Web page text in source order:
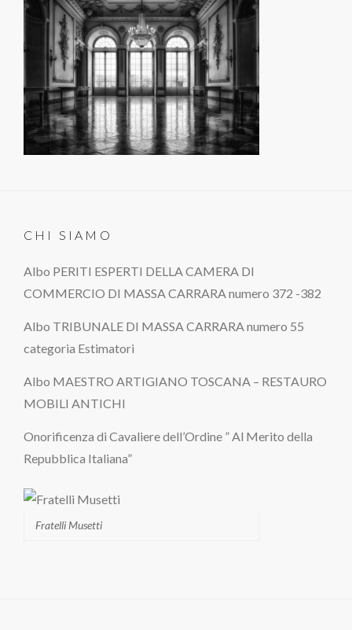
CHI SIAMO
Albo PERITI ESPERTI DELLA CAMERA DI
COMMERCIO DI MASSA CARRARA numero 372 -382
Albo TRIBUNALE DI MASSA CARRARA numero 55
categoria Estimatori
Albo MAESTRO ARTIGIANO TOSCANA – RESTAURO
MOBILI ANTICHI
Onorificenza di Cavaliere dell’Ordine ” Al Merito della
Repubblica Italiana”
Fratelli Musetti